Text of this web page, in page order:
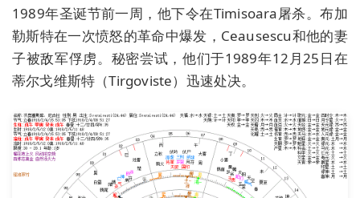
1989年圣诞节前一周，他下令在Timisoara屠杀。布加
勒斯特在一次愤怒的革命中爆发，Ceausescu和他的妻
子被敌军俘虏。秘密尝试，他们于1989年12月25日在
蒂尔戈维斯特（Tirgoviste）迅速处决。